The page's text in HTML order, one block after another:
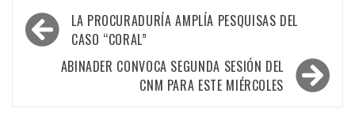
Navegación
de
entradas
LA PROCURADURÍA AMPLÍA PESQUISAS DEL
CASO “CORAL”
ABINADER CONVOCA SEGUNDA SESIÓN DEL
CNM PARA ESTE MIÉRCOLES